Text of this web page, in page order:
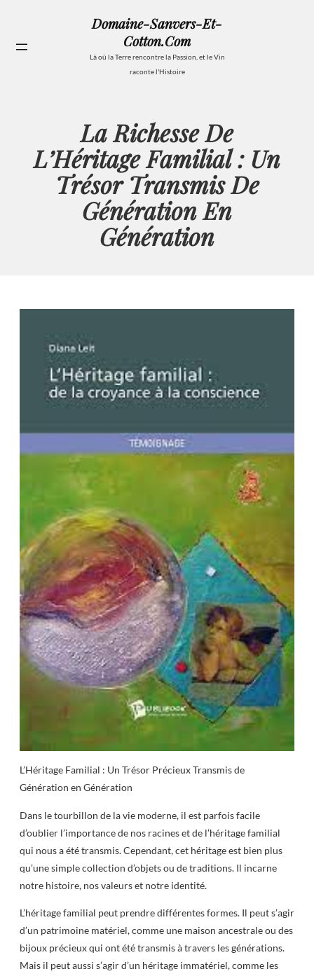
contenu
Domaine-Sanvers-Et-
Cotton.com
Là où la Terre rencontre la Passion, et le Vin
raconte l'Histoire
La Richesse De
L’Héritage Familial : Un
Trésor Transmis De
Génération En
Génération
L’Héritage Familial : Un Trésor Précieux Transmis de
Génération en Génération
Dans le tourbillon de la vie moderne, il est parfois facile
d’oublier l’importance de nos racines et de l’héritage familial
qui nous a été transmis. Cependant, cet héritage est bien plus
qu’une simple collection d’objets ou de traditions. Il incarne
notre histoire, nos valeurs et notre identité.
L’héritage familial peut prendre différentes formes. Il peut s’agir
d’un patrimoine matériel, comme une maison ancestrale ou des
bijoux précieux qui ont été transmis à travers les générations.
Mais il peut aussi s’agir d’un héritage immatériel, comme les